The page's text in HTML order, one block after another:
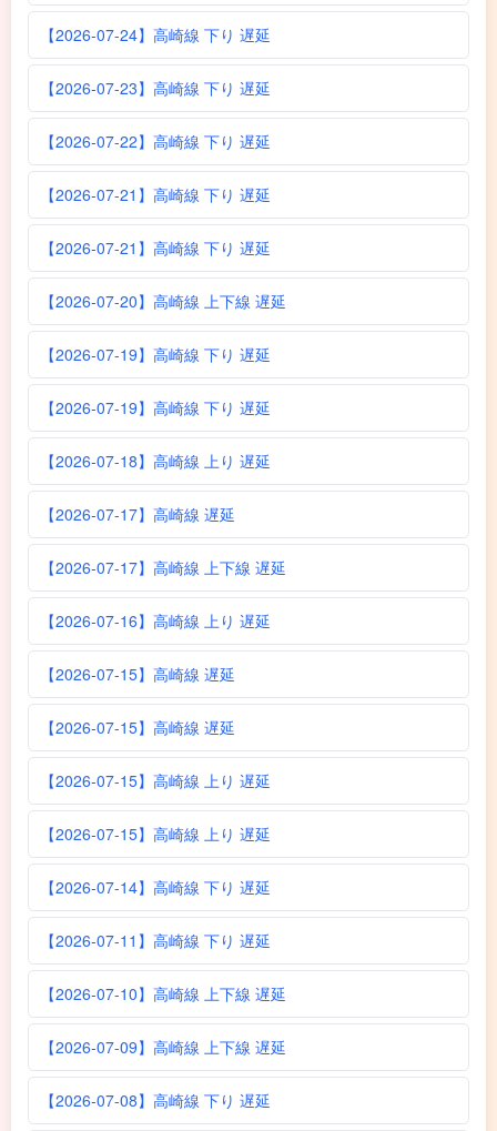
【2026-07-24】高崎線 下り 遅延
【2026-07-23】高崎線 下り 遅延
【2026-07-22】高崎線 下り 遅延
【2026-07-21】高崎線 下り 遅延
【2026-07-21】高崎線 下り 遅延
【2026-07-20】高崎線 上下線 遅延
【2026-07-19】高崎線 下り 遅延
【2026-07-19】高崎線 下り 遅延
【2026-07-18】高崎線 上り 遅延
【2026-07-17】高崎線 遅延
【2026-07-17】高崎線 上下線 遅延
【2026-07-16】高崎線 上り 遅延
【2026-07-15】高崎線 遅延
【2026-07-15】高崎線 遅延
【2026-07-15】高崎線 上り 遅延
【2026-07-15】高崎線 上り 遅延
【2026-07-14】高崎線 下り 遅延
【2026-07-11】高崎線 下り 遅延
【2026-07-10】高崎線 上下線 遅延
【2026-07-09】高崎線 上下線 遅延
【2026-07-08】高崎線 下り 遅延